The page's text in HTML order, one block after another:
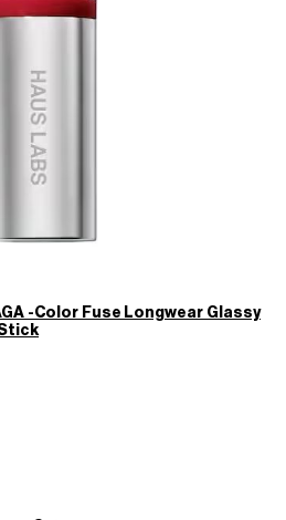
-Color Fuse Longwear Glassy